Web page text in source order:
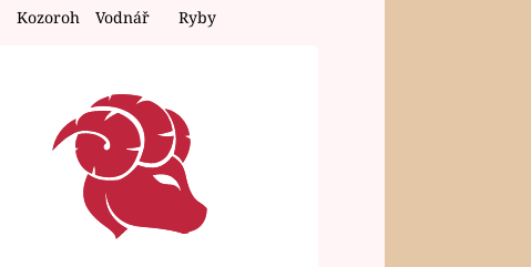
Kozoroh Vodnář Ryby